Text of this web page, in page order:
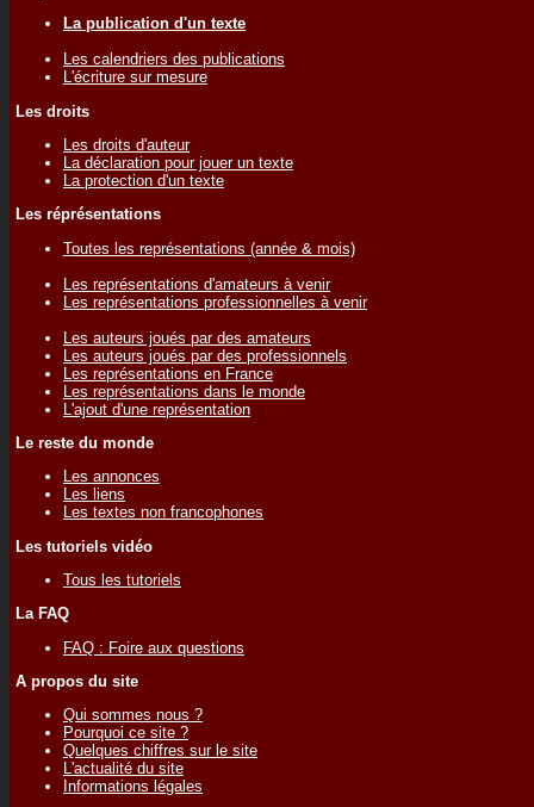
La publication d'un texte
Les calendriers des publications
L'écriture sur mesure
Les droits
Les droits d'auteur
La déclaration pour jouer un texte
La protection d'un texte
Les réprésentations
Toutes les représentations (année & mois)
Les représentations d'amateurs à venir
Les représentations professionnelles à venir
Les auteurs joués par des amateurs
Les auteurs joués par des professionnels
Les représentations en France
Les représentations dans le monde
L'ajout d'une représentation
Le reste du monde
Les annonces
Les liens
Les textes non francophones
Les tutoriels vidéo
Tous les tutoriels
La FAQ
FAQ : Foire aux questions
A propos du site
Qui sommes nous ?
Pourquoi ce site ?
Quelques chiffres sur le site
L'actualité du site
Informations légales